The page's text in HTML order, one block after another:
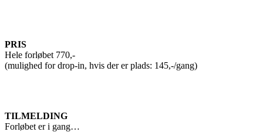
PRIS
Hele forløbet 770,-
(mulighed for drop-in, hvis der er plads: 145,-/gang)
TILMELDING
Forløbet er i gang…